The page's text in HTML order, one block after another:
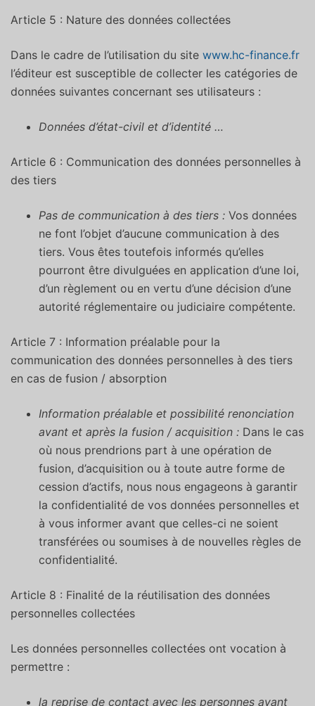
Article 5 : Nature des données collectées
Dans le cadre de l’utilisation du site www.hc-finance.fr
l’éditeur est susceptible de collecter les catégories de
données suivantes concernant ses utilisateurs :
Données d’état-civil et d’identité …
Article 6 : Communication des données personnelles à
des tiers
Pas de communication à des tiers : Vos données
ne font l’objet d’aucune communication à des
tiers. Vous êtes toutefois informés qu’elles
pourront être divulguées en application d’une loi,
d’un règlement ou en vertu d’une décision d’une
autorité réglementaire ou judiciaire compétente.
Article 7 : Information préalable pour la
communication des données personnelles à des tiers
en cas de fusion / absorption
Information préalable et possibilité renonciation
avant et après la fusion / acquisition : Dans le cas
où nous prendrions part à une opération de
fusion, d’acquisition ou à toute autre forme de
cession d’actifs, nous nous engageons à garantir
la confidentialité de vos données personnelles et
à vous informer avant que celles-ci ne soient
transférées ou soumises à de nouvelles règles de
confidentialité.
Article 8 : Finalité de la réutilisation des données
personnelles collectées
Les données personnelles collectées ont vocation à
permettre :
la reprise de contact avec les personnes ayant